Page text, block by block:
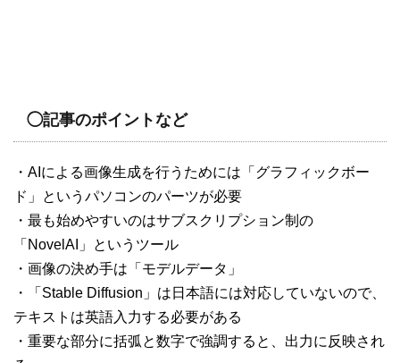
◯記事のポイントなど
・AIによる画像生成を行うためには「グラフィックボー
ド」というパソコンのパーツが必要
・最も始めやすいのはサブスクリプション制の
「NovelAI」というツール
・画像の決め手は「モデルデータ」
・「Stable Diffusion」は日本語には対応していないので、
テキストは英語入力する必要がある
・重要な部分に括弧と数字で強調すると、出力に反映され